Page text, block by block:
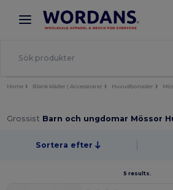
× Wordans-app
Bättre priser i appen!
Home Blank kläder | Accessoarer Huvudbonader
Grossist Barn och ungdomar Mössor
Sortera efter
5 results.